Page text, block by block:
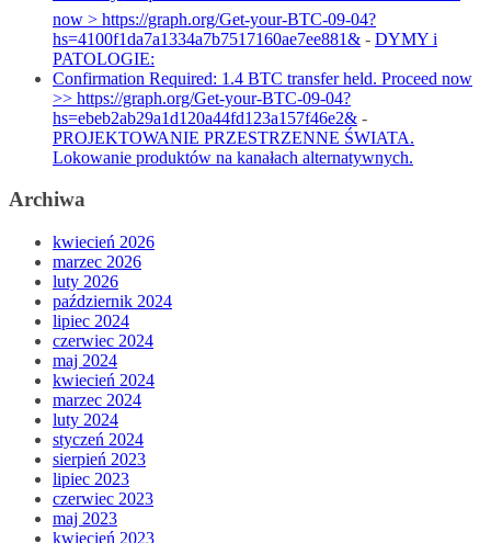
now > https://graph.org/Get-your-BTC-09-04?
hs=4100f1da7a1334a7b7517160ae7ee881& - DYMY i
PATOLOGIE:
Confirmation Required: 1.4 BTC transfer held. Proceed now
>> https://graph.org/Get-your-BTC-09-04?
hs=ebeb2ab29a1d120a44fd123a157f46e2& -
PROJEKTOWANIE PRZESTRZENNE ŚWIATA.
Lokowanie produktów na kanałach alternatywnych.
Archiwa
kwiecień 2026
marzec 2026
luty 2026
październik 2024
lipiec 2024
czerwiec 2024
maj 2024
kwiecień 2024
marzec 2024
luty 2024
styczeń 2024
sierpień 2023
lipiec 2023
czerwiec 2023
maj 2023
kwiecień 2023